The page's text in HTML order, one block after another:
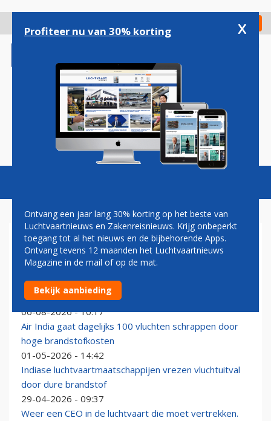
gaan
Check in
Magazine Podcasts Vacatures
AIR INDIA
Nieuwe ervaren CEO moet het tij keren voor geplaagd
Air India
06-08-2026 - 10:17
Air India gaat dagelijks 100 vluchten schrappen door
hoge brandstofkosten
01-05-2026 - 14:42
Indiase luchtvaartmaatschappijen vrezen vluchtuitval
door dure brandstof
29-04-2026 - 09:37
Weer een CEO in de luchtvaart die moet vertrekken.
Profiteer nu van 30% korting x
Ontvang een jaar lang 30% korting op het beste van
Luchtvaartnieuws en Zakenreisnieuws. Krijg onbeperkt
toegang tot al het nieuws en de bijbehorende Apps.
Ontvang tevens 12 maanden het Luchtvaartnieuws
Magazine in de mail of op de mat.
Bekijk aanbieding